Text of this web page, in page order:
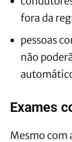
fora da
pessoas
não
Exames
Mesmo com